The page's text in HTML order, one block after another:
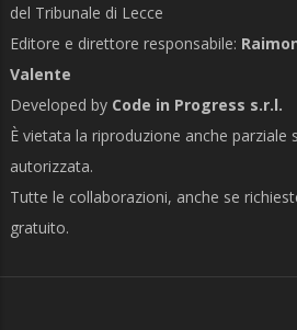
del Tribunale di Lecce
Editore e direttore responsabile:
Valente
Developed by Code in Progress s.r.l.
È vietata la riproduzione anche parziale
autorizzata.
Tutte le collaborazioni, anche se
gratuito.